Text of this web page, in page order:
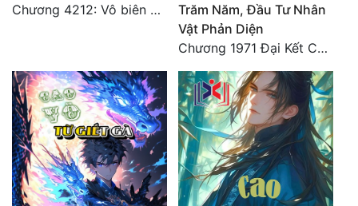
Truyện Nữ
Vô Địch Lưu
Xây Dựng Thế Lực
Đam Mỹ
Chương 4212: Vô biên hắc ám
Trăm Năm, Đầu Tư Nhân
Vật Phản Diện
Chương 1971 Đại Kết Cục!